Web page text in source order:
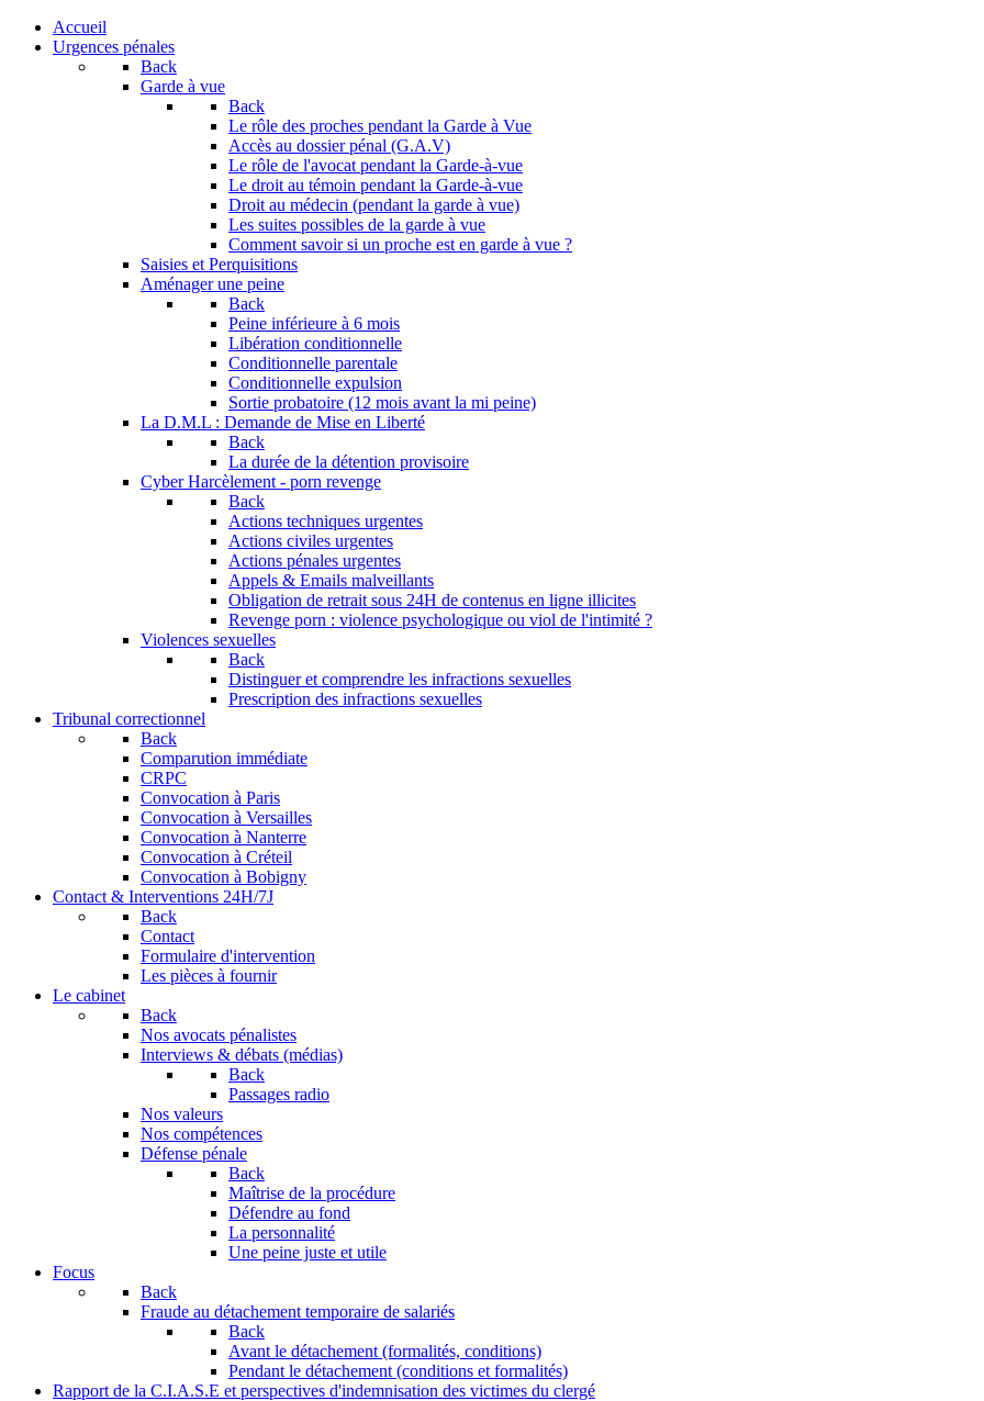
Accueil
Urgences pénales
Back
Garde à vue
Back
Le rôle des proches pendant la Garde à Vue
Accès au dossier pénal (G.A.V)
Le rôle de l'avocat pendant la Garde-à-vue
Le droit au témoin pendant la Garde-à-vue
Droit au médecin (pendant la garde à vue)
Les suites possibles de la garde à vue
Comment savoir si un proche est en garde à vue ?
Saisies et Perquisitions
Aménager une peine
Back
Peine inférieure à 6 mois
Libération conditionnelle
Conditionnelle parentale
Conditionnelle expulsion
Sortie probatoire (12 mois avant la mi peine)
La D.M.L : Demande de Mise en Liberté
Back
La durée de la détention provisoire
Cyber Harcèlement - porn revenge
Back
Actions techniques urgentes
Actions civiles urgentes
Actions pénales urgentes
Appels & Emails malveillants
Obligation de retrait sous 24H de contenus en ligne illicites
Revenge porn : violence psychologique ou viol de l'intimité ?
Violences sexuelles
Back
Distinguer et comprendre les infractions sexuelles
Prescription des infractions sexuelles
Tribunal correctionnel
Back
Comparution immédiate
CRPC
Convocation à Paris
Convocation à Versailles
Convocation à Nanterre
Convocation à Créteil
Convocation à Bobigny
Contact & Interventions 24H/7J
Back
Contact
Formulaire d'intervention
Les pièces à fournir
Le cabinet
Back
Nos avocats pénalistes
Interviews & débats (médias)
Back
Passages radio
Nos valeurs
Nos compétences
Défense pénale
Back
Maîtrise de la procédure
Défendre au fond
La personnalité
Une peine juste et utile
Focus
Back
Fraude au détachement temporaire de salariés
Back
Avant le détachement (formalités, conditions)
Pendant le détachement (conditions et formalités)
Rapport de la C.I.A.S.E et perspectives d'indemnisation des victimes du clergé